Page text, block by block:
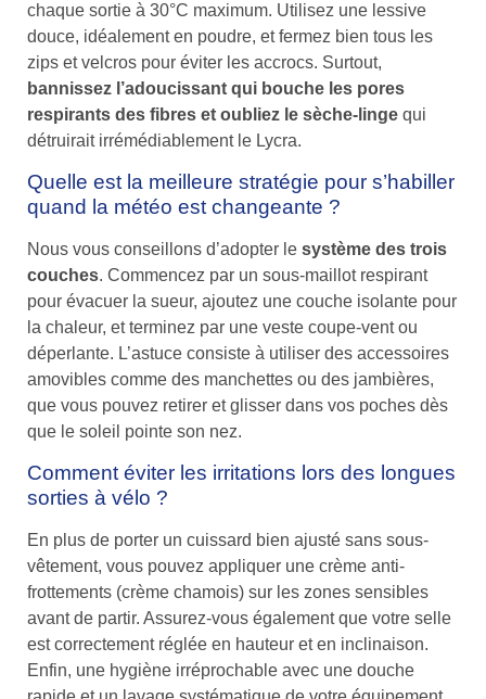
chaque sortie à 30°C maximum. Utilisez une lessive
douce, idéalement en poudre, et fermez bien tous les
zips et velcros pour éviter les accrocs. Surtout,
bannissez l’adoucissant qui bouche les pores
respirants des fibres et oubliez le sèche-linge qui
détruirait irrémédiablement le Lycra.
Quelle est la meilleure stratégie pour s’habiller
quand la météo est changeante ?
Nous vous conseillons d’adopter le système des trois
couches. Commencez par un sous-maillot respirant
pour évacuer la sueur, ajoutez une couche isolante pour
la chaleur, et terminez par une veste coupe-vent ou
déperlante. L’astuce consiste à utiliser des accessoires
amovibles comme des manchettes ou des jambières,
que vous pouvez retirer et glisser dans vos poches dès
que le soleil pointe son nez.
Comment éviter les irritations lors des longues
sorties à vélo ?
En plus de porter un cuissard bien ajusté sans sous-
vêtement, vous pouvez appliquer une crème anti-
frottements (crème chamois) sur les zones sensibles
avant de partir. Assurez-vous également que votre selle
est correctement réglée en hauteur et en inclinaison.
Enfin, une hygiène irréprochable avec une douche